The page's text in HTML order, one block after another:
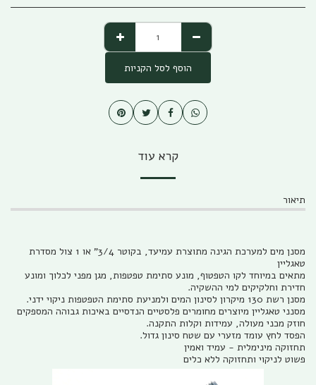
הוסף לסל הקניות
קרא עוד
תיאור
מסנן מים למערכת הגינה מתוצרת עמיעד, בקוטר 3/4" או 1 צול מסדרת
טאגליין
מתאים במיוחד לקו הטפטוף, מונע סתימת טפטפות, מגן מפני לכלוך ומונע
חדירת וחלקיקים למי ההשקיה.
מסנן רשת 130 מיקרון לסינון המים ולמניעת סתימת הטפטפות ניקוי ידני.
מסנני טאגליין מיוצרים מחומרים פלסטיים הנדסיים באיכות גבוהה המספקים
חוזק מכני מעולה, עמידות וקלות התקנה.
הפסד לחץ עומד מזערי עם שטח סינון גדול.
תחזוקה מינימלית - עמיד ואמין
פשוט לניקוי ותחזוקה ללא כלים